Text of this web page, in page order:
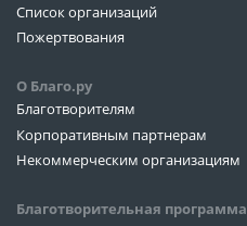
Список организаций
Пожертвования
О Благо.ру
Благотворителям
Корпоративным партнерам
Некоммерческим организациям
Благотворительная программа